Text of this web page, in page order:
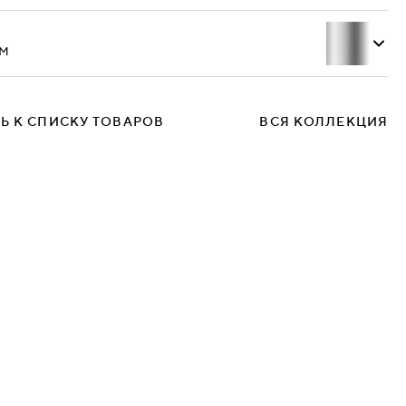
К СПИСКУ ТОВАРОВ ВСЯ КОЛЛЕКЦИЯ